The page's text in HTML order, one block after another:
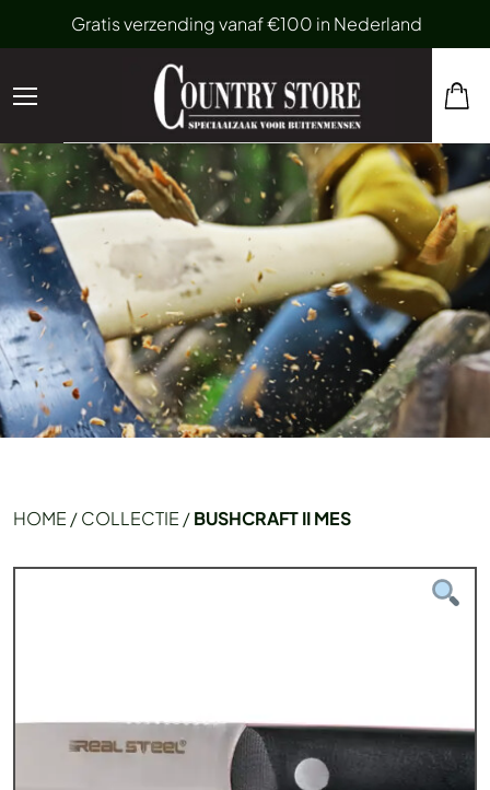
Gratis verzending vanaf €100 in Nederland
HOME /COLLECTIE /BUSHCRAFT II MES